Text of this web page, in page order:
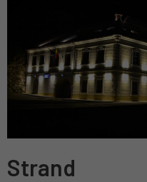
Strand